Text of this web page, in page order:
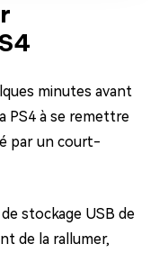
minutes avant
PS4 à se remettre
par un court-
stockage USB de
de la rallumer,